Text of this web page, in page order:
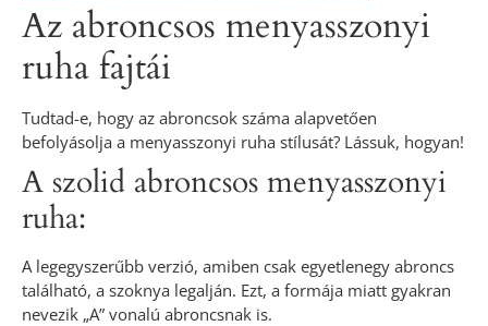
Az abroncsos menyasszonyi
ruha fajtái
Tudtad-e, hogy az abroncsok száma alapvetően
befolyásolja a menyasszonyi ruha stílusát? Lássuk, hogyan!
A szolid abroncsos menyasszonyi
ruha:
A legegyszerűbb verzió, amiben csak egyetlenegy abroncs
található, a szoknya legalján. Ezt, a formája miatt gyakran
nevezik „A” vonalú abroncsnak is.